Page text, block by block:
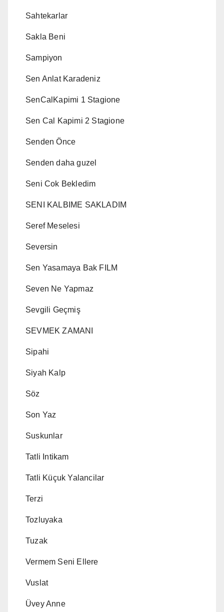
Sahtekarlar
Sakla Beni
Sampiyon
Sen Anlat Karadeniz
SenCalKapimi 1 Stagione
Sen Cal Kapimi 2 Stagione
Senden Önce
Senden daha guzel
Seni Cok Bekledim
SENI KALBIME SAKLADIM
Seref Meselesi
Seversin
Sen Yasamaya Bak FILM
Seven Ne Yapmaz
Sevgili Geçmiş
SEVMEK ZAMANI
Sipahi
Siyah Kalp
Söz
Son Yaz
Suskunlar
Tatli Intikam
Tatli Küçuk Yalancilar
Terzi
Tozluyaka
Tuzak
Vermem Seni Ellere
Vuslat
Üvey Anne